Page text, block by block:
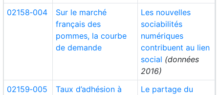
02158‑004
Sur le marché
français des
pommes, la courbe
de demande
Les nouvelles
sociabilités
numériques
contribuent au lien
social (données
2016)
02159‑005
Taux d’adhésion à
Le partage du